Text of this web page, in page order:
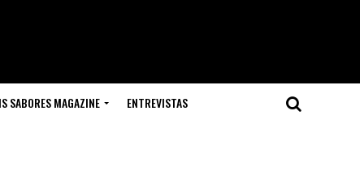
SABORES MAGAZINE ENTREVISTAS